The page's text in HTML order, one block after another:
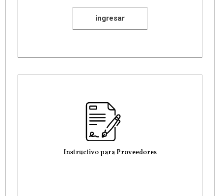
ingresar
Instructivo para Proveedores